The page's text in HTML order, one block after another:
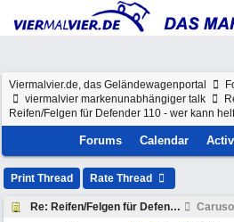
Viermalvier.de, das Geländewagenportal
viermalvier markenunabhängiger talk
Reifen/Felgen für Defender 110 - wer kann
Forums Calendar
Print Thread Rate Thread
Re: Reifen/Felgen für Defender 110 - wer kann helf Caruso